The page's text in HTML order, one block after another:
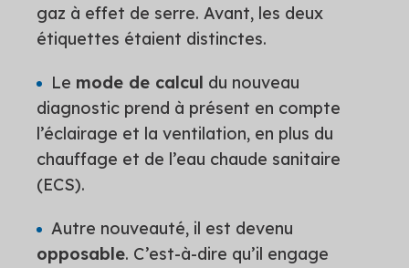
gaz à effet de serre. Avant, les deux
étiquettes étaient distinctes.
Le mode de calcul du nouveau
diagnostic prend à présent en compte
l’éclairage et la ventilation, en plus du
chauffage et de l’eau chaude sanitaire
(ECS).
Autre nouveauté, il est devenu
opposable. C’est-à-dire qu’il engage